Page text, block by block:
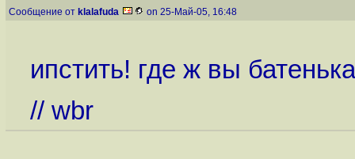
Сообщение от klalafuda on 25-Май-05, 16:48
ипстить! где ж вы
// wbr